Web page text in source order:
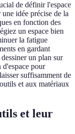
de définir l'espace
idée précise de la
en fonction des
un espace bien
la fatigue
en gardant
un plan sur
pour
suffisamment de
et aux matériaux
et leur